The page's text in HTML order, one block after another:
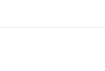
– Đô thị